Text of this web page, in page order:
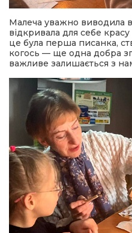
Малеча уважно виводила
відкривала для себе
це була перша писанка,
когось — ще одна добра
важливе залишається з